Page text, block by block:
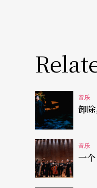
导地位让其他
令人纳闷的麦
现蛮好的，与
赏。钢琴手麦
音乐
卸
音乐
一